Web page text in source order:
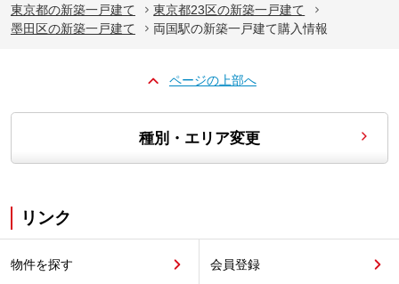
東京都の新築一戸建て
東京都23区の新築一戸建て
墨田区の新築一戸建て
両国駅の新築一戸建て購入情報
ページの上部へ
種別・エリア変更
リンク
物件を探す 会員登録